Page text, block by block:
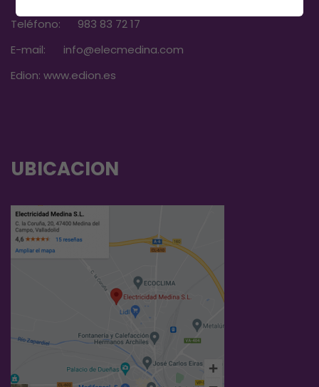
Teléfono:
983 83 72 17
E-mail:
info@elecmedina.com
Edion: www.edion.es
UBICACION